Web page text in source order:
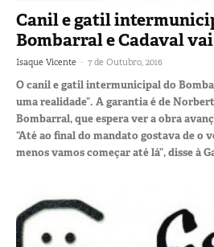
Canil e gatil
Bombarral e Cadaval
Isaque Vicente - 7 de Outubro, 2016
O canil e gatil intermunicipal do
uma realidade”. A garantia é de
Bombarral, que espera ver a obra
“Até ao final do mandato gostava de o
menos vamos começar até lá”, disse à